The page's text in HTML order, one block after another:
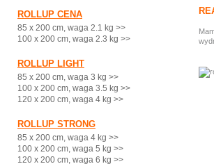
ROLLUP CENA
85 x 200 cm, waga 2.1 kg >>
100 x 200 cm, waga 2.3 kg >>
ROLLUP LIGHT
85 x 200 cm, waga 3 kg >>
100 x 200 cm, waga 3.5 kg >>
120 x 200 cm, waga 4 kg >>
ROLLUP STRONG
85 x 200 cm, waga 4 kg >>
100 x 200 cm, waga 5 kg >>
120 x 200 cm, waga 6 kg >>